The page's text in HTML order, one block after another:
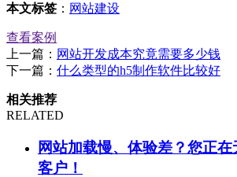
本文标签 ： 网站建设
查看案例
上一篇： 网站开发成本究竟需要多少钱
下一篇： 什么类型的h5制作软件比较好
相关推荐
RELATED
网站加载慢、体验差？您正
客户！